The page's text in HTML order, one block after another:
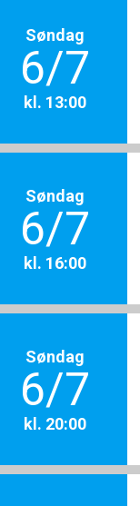
Søndag
6/7
kl. 13:00
Søndag
6/7
kl. 16:00
Søndag
6/7
kl. 20:00